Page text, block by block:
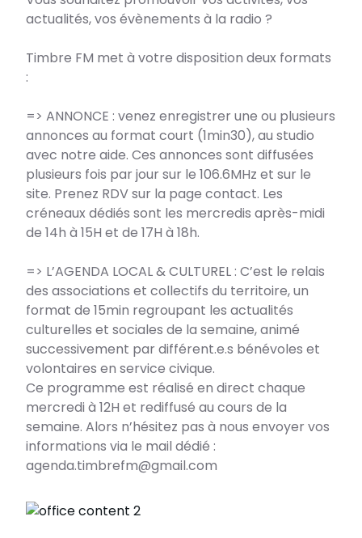
actualités, vos évènements à la radio ?
Timbre FM met à votre disposition deux formats
:
=> ANNONCE : venez enregistrer une ou plusieurs
annonces au format court (1min30), au studio
avec notre aide. Ces annonces sont diffusées
plusieurs fois par jour sur le 106.6MHz et sur le
site. Prenez RDV sur la page contact. Les
créneaux dédiés sont les mercredis après-midi
de 14h à 15H et de 17H à 18h.
=> L’AGENDA LOCAL & CULTUREL : C’est le relais
des associations et collectifs du territoire, un
format de 15min regroupant les actualités
culturelles et sociales de la semaine, animé
successivement par différent.e.s bénévoles et
volontaires en service civique.
Ce programme est réalisé en direct chaque
mercredi à 12H et rediffusé au cours de la
semaine. Alors n’hésitez pas à nous envoyer vos
informations via le mail dédié :